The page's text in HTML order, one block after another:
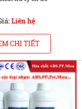
Liên hệ
CHI TIẾT